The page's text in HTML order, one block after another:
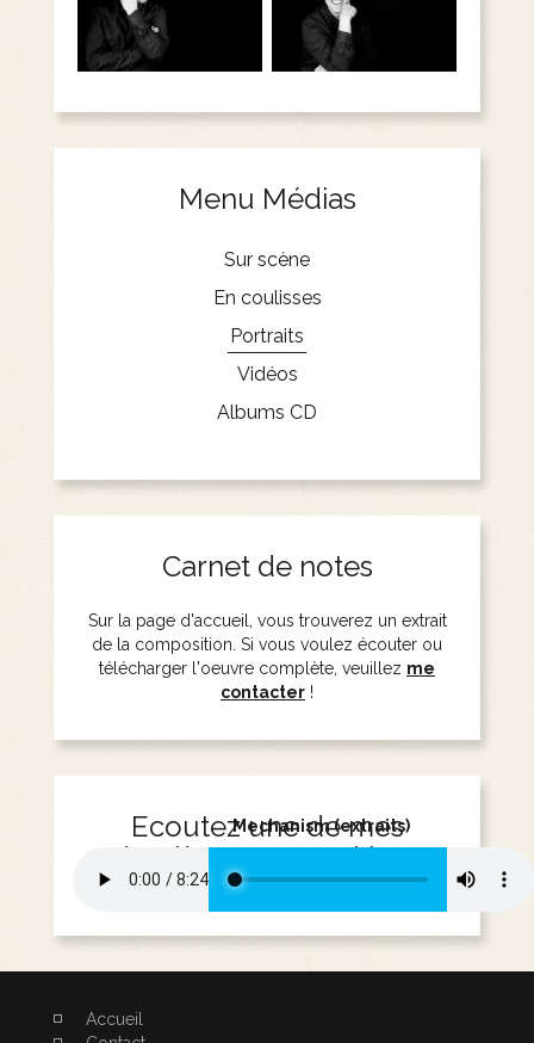
Menu Médias
Sur scène
En coulisses
Portraits
Vidéos
Albums CD
Carnet de notes
Sur la page d'accueil, vous trouverez un extrait
de la composition. Si vous voulez écouter ou
télécharger l'oeuvre complète, veuillez me
contacter !
Mechanism (extraits)
Ecoutez une de mes
dernières compositions
Accueil